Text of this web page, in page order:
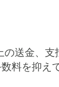
送金、支
料を抑え